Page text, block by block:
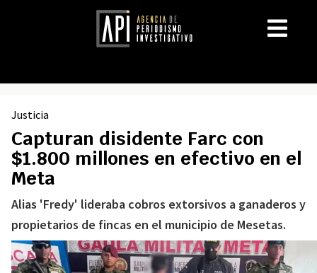
Justicia
Capturan disidente Farc con
$1.800 millones en efectivo en el
Meta
Alias 'Fredy' lideraba cobros extorsivos a ganaderos y
propietarios de fincas en el municipio de Mesetas.